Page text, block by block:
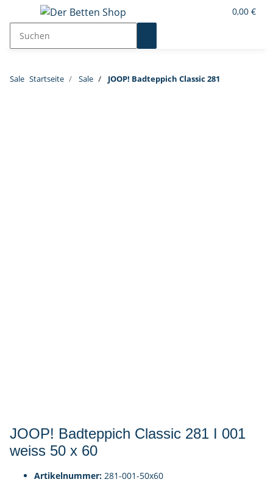
0,00 €
Sale Startseite Sale JOOP! Badteppich Classic 281
JOOP! Badteppich Classic 281 I 001
weiss 50 x 60
Artikelnummer: 281-001-50x60